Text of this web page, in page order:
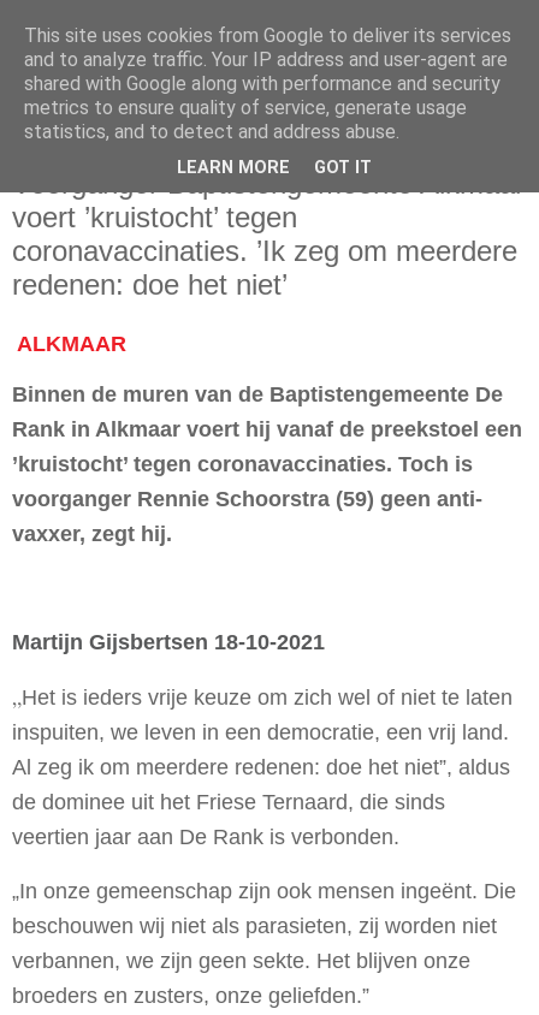
maandag 18 oktober 2021
Voorganger Baptistengemeente Alkmaar
voert ’kruistocht’ tegen
coronavaccinaties. ’Ik zeg om meerdere
redenen: doe het niet’
ALKMAAR
Binnen de muren van de Baptistengemeente De
Rank in Alkmaar voert hij vanaf de preekstoel een
’kruistocht’ tegen coronavaccinaties. Toch is
voorganger Rennie Schoorstra (59) geen anti-
vaxxer, zegt hij.
Martijn Gijsbertsen 18-10-2021
„Het is ieders vrije keuze om zich wel of niet te laten
inspuiten, we leven in een democratie, een vrij land.
Al zeg ik om meerdere redenen: doe het niet”, aldus
de dominee uit het Friese Ternaard, die sinds
veertien jaar aan De Rank is verbonden.
„In onze gemeenschap zijn ook mensen ingeënt. Die
beschouwen wij niet als parasieten, zij worden niet
verbannen, we zijn geen sekte. Het blijven onze
broeders en zusters, onze geliefden.”
This site uses cookies from Google to deliver its services
and to analyze traffic. Your IP address and user-agent are
shared with Google along with performance and security
metrics to ensure quality of service, generate usage
statistics, and to detect and address abuse.
LEARN MORE GOT IT